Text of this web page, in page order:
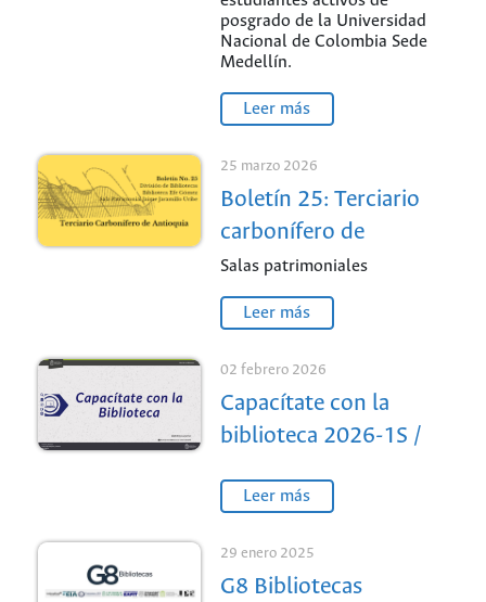
Medellín
posgrado de la Universidad
Nacional de Colombia Sede
Medellín.
Leer más
25 marzo 2026
Boletín 25: Terciario
carbonífero de
Antioquia / Sede
Medellín
Salas patrimoniales
Leer más
02 febrero 2026
Capacítate con la
biblioteca 2026-1S /
Leer más
29 enero 2025
G8 Bibliotecas